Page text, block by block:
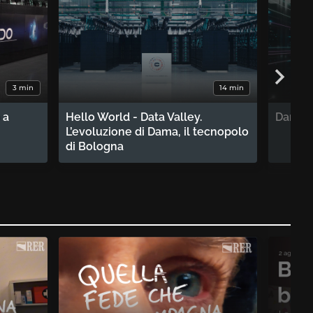
3 min
a
14 min
Hello World - Data Valley.
L’evoluzione di Dama, il tecnopolo
di Bologna